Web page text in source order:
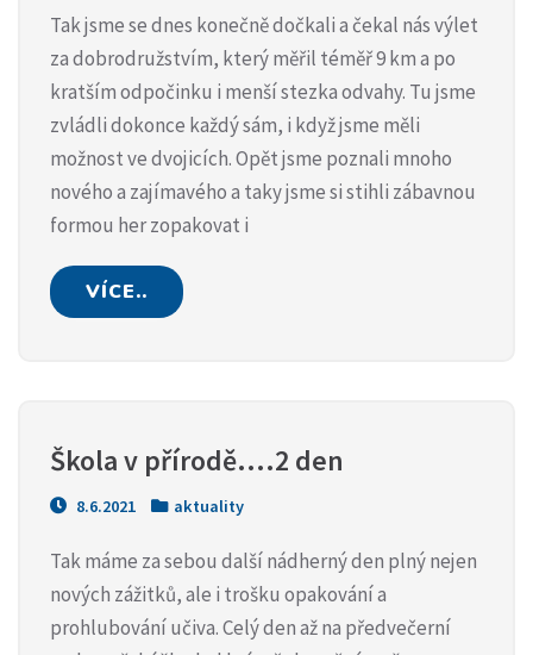
Tak jsme se dnes konečně dočkali a čekal nás výlet
za dobrodružstvím, který měřil téměř 9 km a po
kratším odpočinku i menší stezka odvahy. Tu jsme
zvládli dokonce každý sám, i když jsme měli
možnost ve dvojicích. Opět jsme poznali mnoho
nového a zajímavého a taky jsme si stihli zábavnou
formou her zopakovat i
VÍCE..
Škola v přírodě….2 den
8.6.2021 aktuality
Tak máme za sebou další nádherný den plný nejen
nových zážitků, ale i trošku opakování a
prohlubování učiva. Celý den až na předvečerní